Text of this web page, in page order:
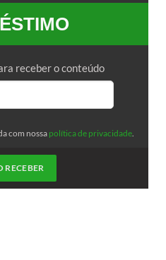
receber o conteúdo
com nossa política de privacidade.
RECEBER